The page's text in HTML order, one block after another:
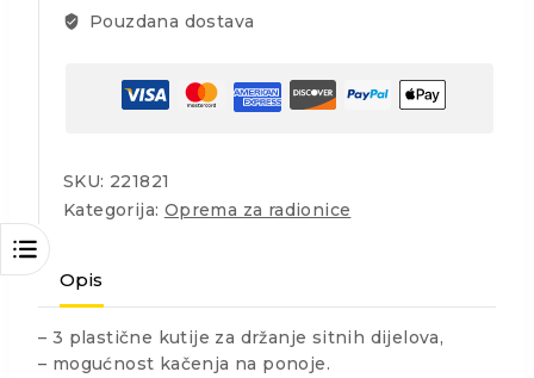
Pouzdana dostava
SKU: 221821
Kategorija: Oprema za radionice
Opis
– 3 plastične kutije za držanje sitnih dijelova,
– mogućnost kačenja na ponoje.